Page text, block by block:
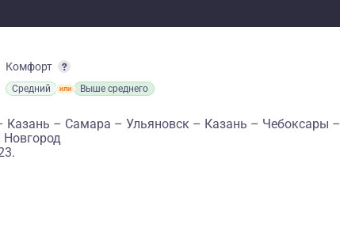
Комфорт
Средний Выше среднего
Казань – Самара – Ульяновск – Казань – Чебоксары –